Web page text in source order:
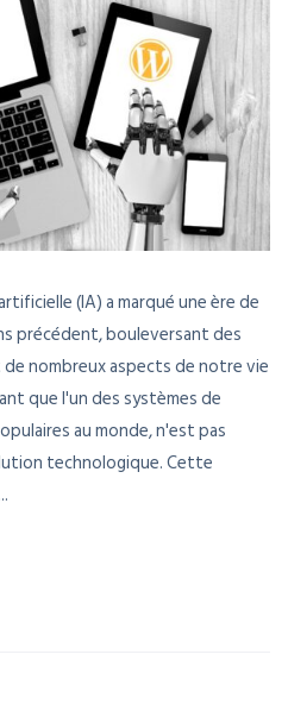
(IA) a marqué une ère de
précédent, bouleversant des
nombreux aspects de notre vie
que l'un des systèmes de
au monde, n'est pas
technologique. Cette